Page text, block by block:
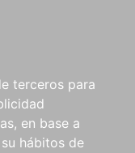
terceros para
en base a
hábitos de